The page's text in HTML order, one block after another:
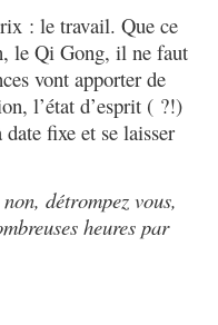
: le travail. Que ce
le Qi Gong, il ne faut
vont apporter de
l’état d’esprit ( ?!)
fixe et se laisser
détrompez vous,
heures par